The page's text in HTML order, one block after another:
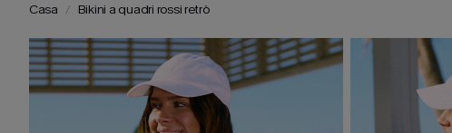
Casa Bikini a quadri rossi retrò